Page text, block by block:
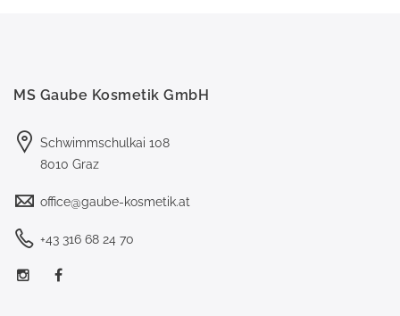
MS Gaube Kosmetik GmbH
Schwimmschulkai 108
8010 Graz
office@gaube-kosmetik.at
+43 316 68 24 70